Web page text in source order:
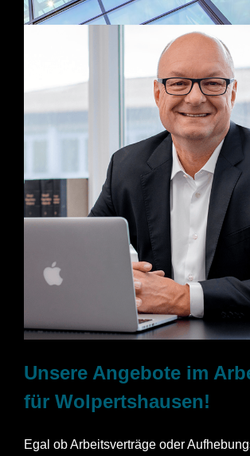
Unsere Angebote im
für Wolpertshausen!
Egal ob Arbeitsverträge oder